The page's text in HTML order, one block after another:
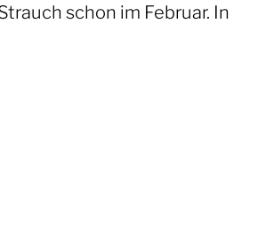
schon im Februar. In